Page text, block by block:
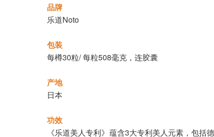
品牌
乐道Noto
包装
每樽30粒/ 每粒508毫克，连胶囊
产地
日本
功效
《乐道美人专利》蕴含3大专利美人元素，包